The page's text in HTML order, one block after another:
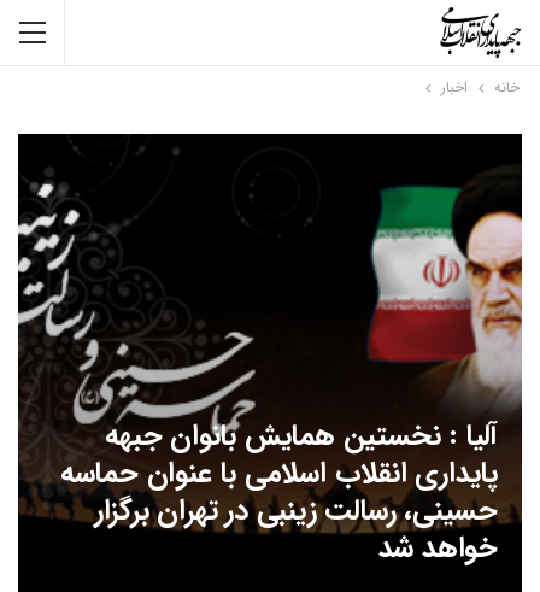
خانه اخبار
آلیا : نخستین همایش بانوان جبهه
پایداری انقلاب اسلامی با عنوان حماسه
حسینی، رسالت زینبی در تهران برگزار
خواهد شد